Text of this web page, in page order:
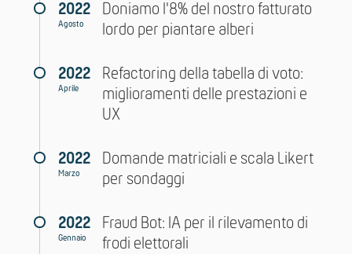
2022
Agosto
Doniamo l'8% del nostro fatturato
lordo per piantare alberi
2022
Aprile
Refactoring della tabella di voto:
miglioramenti delle prestazioni e
UX
2022
Marzo
Domande matriciali e scala Likert
per sondaggi
2022
Gennaio
Fraud Bot: IA per il rilevamento di
frodi elettorali